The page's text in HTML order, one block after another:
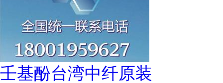
壬基酚台湾中纤原装